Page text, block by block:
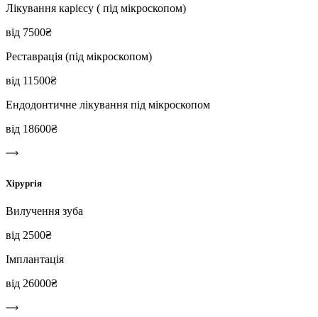
Лікування карієсу ( під мікроскопом)
від 7500₴
Реставрація (під мікроскопом)
від 11500₴
Ендодонтичне лікування під мікроскопом
від 18600₴
Хірургія
Вилучення зуба
від 2500₴
Імплантація
від 26000₴